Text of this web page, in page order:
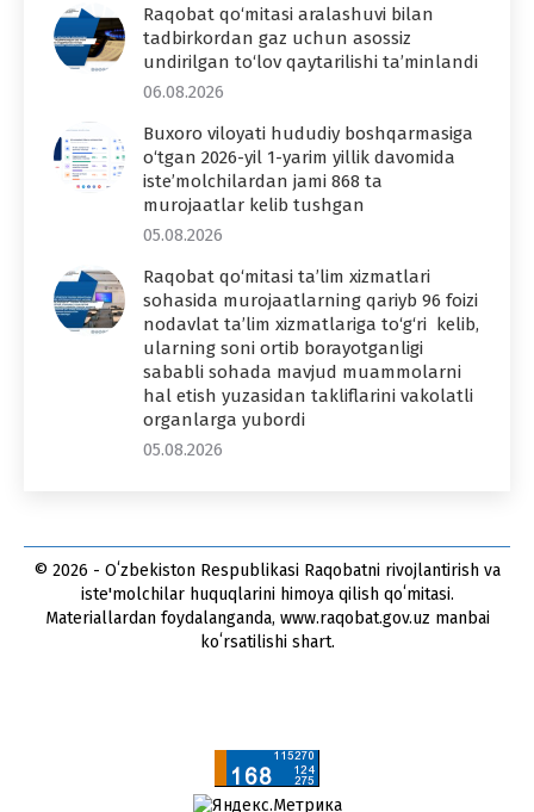
Raqobat qo‘mitasi aralashuvi bilan
tadbirkordan gaz uchun asossiz
undirilgan to‘lov qaytarilishi ta’minlandi
06.08.2026
Buxoro viloyati hududiy boshqarmasiga
o‘tgan 2026-yil 1-yarim yillik davomida
iste’molchilardan jami 868 ta
murojaatlar kelib tushgan
05.08.2026
Raqobat qo‘mitasi ta’lim xizmatlari
sohasida murojaatlarning qariyb 96 foizi
nodavlat ta’lim xizmatlariga to‘g‘ri kelib,
ularning soni ortib borayotganligi
sababli sohada mavjud muammolarni
hal etish yuzasidan takliflarini vakolatli
organlarga yubordi
05.08.2026
© 2026 - Oʻzbekiston Respublikasi Raqobatni rivojlantirish va
iste'molchilar huquqlarini himoya qilish qoʻmitasi.
Materiallardan foydalanganda, www.raqobat.gov.uz manbai
koʻrsatilishi shart.